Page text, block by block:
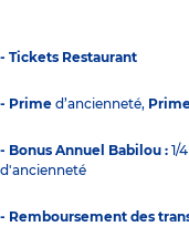
- Tickets Restaurant
- Prime d’ancienneté,
- Bonus Annuel Babilou : 1/
d'ancienneté
- Remboursement des